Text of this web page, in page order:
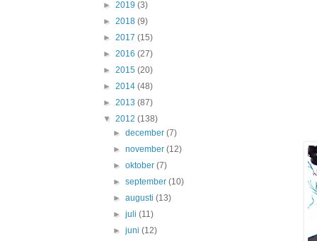
► 2019 (3)
► 2018 (9)
► 2017 (15)
► 2016 (27)
► 2015 (20)
► 2014 (48)
► 2013 (87)
▼ 2012 (138)
►december(7)
►november(12)
►oktober(7)
►september(10)
►augusti(13)
►juli(11)
►juni(12)